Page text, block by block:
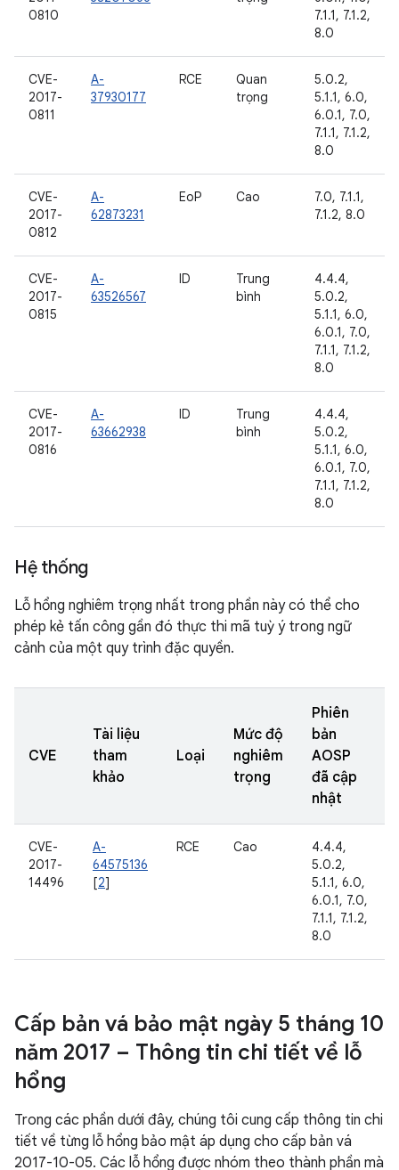
0810
7.1.1, 7.1.2,
8.0
CVE-
2017-
0811
A-
37930177
RCE
Quan
trọng
5.0.2,
5.1.1, 6.0,
6.0.1, 7.0,
7.1.1, 7.1.2,
8.0
CVE-
2017-
0812
A-
62873231
EoP Cao
7.0, 7.1.1,
7.1.2, 8.0
CVE-
2017-
0815
A-
63526567
ID
Trung
bình
4.4.4,
5.0.2,
5.1.1, 6.0,
6.0.1, 7.0,
7.1.1, 7.1.2,
8.0
CVE-
2017-
0816
A-
63662938
ID
Trung
bình
4.4.4,
5.0.2,
5.1.1, 6.0,
6.0.1, 7.0,
7.1.1, 7.1.2,
8.0
Hệ thống
Lỗ hổng nghiêm trọng nhất trong phần này có thể cho
phép kẻ tấn công gần đó thực thi mã tuỳ ý trong ngữ
cảnh của một quy trình đặc quyền.
CVE
Tài liệu
tham
khảo
Loại
Mức độ
nghiêm
trọng
Phiên
bản
AOSP
đã cập
nhật
CVE-
2017-
14496
A-
64575136
[2]
RCE Cao
4.4.4,
5.0.2,
5.1.1, 6.0,
6.0.1, 7.0,
7.1.1, 7.1.2,
8.0
Cấp bản vá bảo mật ngày 5 tháng 10
năm 2017 – Thông tin chi tiết về lỗ
hổng
Trong các phần dưới đây, chúng tôi cung cấp thông tin chi
tiết về từng lỗ hổng bảo mật áp dụng cho cấp bản vá
2017-10-05. Các lỗ hổng được nhóm theo thành phần mà